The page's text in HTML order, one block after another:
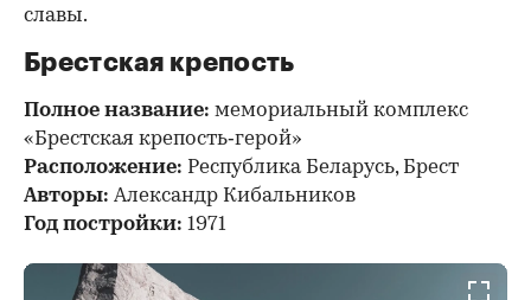
славы.
Брестская крепость
Полное название: мемориальный комплекс
«Брестская крепость‑герой»
Расположение: Республика Беларусь, Брест
Авторы: Александр Кибальников
Год постройки: 1971